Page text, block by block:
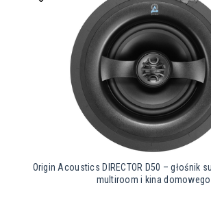
Origin Acoustics DIRECTOR D50 – głośnik
multiroom i kina domowego